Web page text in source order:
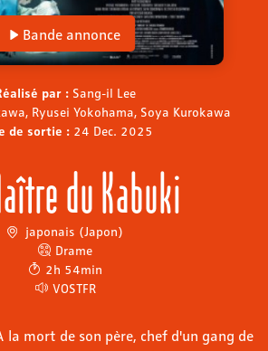
Bande annonce
par : Sang-il Lee
Ryusei Yokohama, Soya Kurokawa
de sortie : 24 Dec. 2025
du Kabuki
japonais (Japon)
Drame
2h 54min
VOSTFR
mort de son père, chef d'un gang de